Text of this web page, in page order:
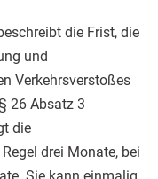
die Frist, die
und
Verkehrsverstoßes
26 Absatz 3
die
drei Monate, bei